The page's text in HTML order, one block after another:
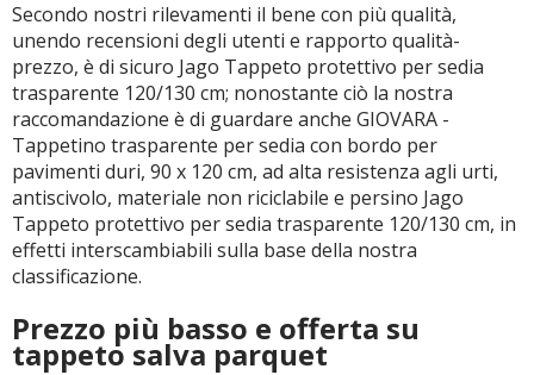
Secondo nostri rilevamenti il bene con più qualità,
unendo recensioni degli utenti e rapporto qualità-
prezzo, è di sicuro Jago Tappeto protettivo per sedia
trasparente 120/130 cm; nonostante ciò la nostra
raccomandazione è di guardare anche GIOVARA -
Tappetino trasparente per sedia con bordo per
pavimenti duri, 90 x 120 cm, ad alta resistenza agli urti,
antiscivolo, materiale non riciclabile e persino Jago
Tappeto protettivo per sedia trasparente 120/130 cm, in
effetti interscambiabili sulla base della nostra
classificazione.
Prezzo più basso e offerta su
tappeto salva parquet